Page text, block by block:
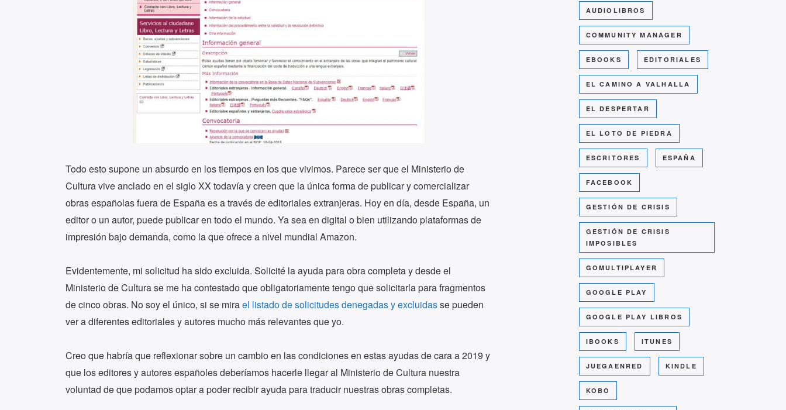
Todo esto supone un absurdo en los tiempos en los que vivimos. Parece ser que el Ministerio de
Cultura vive anclado en el siglo XX todavía y creen que la única forma de publicar y comercializar
obras españolas fuera de España es a través de editoriales extranjeras. Hoy en día, desde España, un
editor o un autor, puede publicar en todo el mundo. Ya sea en digital o bien utilizando plataformas de
impresión bajo demanda, como la que ofrece a nivel mundial Amazon.
Evidentemente, mi solicitud ha sido excluida. Solicité la ayuda para obra completa y desde el
Ministerio de Cultura se me ha contestado que obligatoriamente tengo que solicitarla para fragmentos
de cinco obras. No soy el único, si se mirael listado de solicitudes denegadas y excluidasse pueden
ver a diferentes editoriales y autores mucho más relevantes que yo.
Creo que habría que reflexionar sobre un cambio en las condiciones en estas ayudas de cara a 2019 y
que los editores y autores españoles deberíamos hacerle llegar al Ministerio de Cultura nuestra
voluntad de que podamos optar a poder recibir ayuda para traducir nuestras obras completas.
AUDIOLIBROS
COMMUNITY MANAGER
EBOOKS EDITORIALES
EL CAMINO A VALHALLA
EL DESPERTAR
EL LOTO DE PIEDRA
ESCRITORES ESPAÑA
FACEBOOK
GESTIÓN DE CRISIS
GESTIÓN DE CRISIS
IMPOSIBLES
GOMULTIPLAYER
GOOGLE PLAY
GOOGLE PLAY LIBROS
IBOOKS ITUNES
JUEGAENRED KINDLE
KOBO